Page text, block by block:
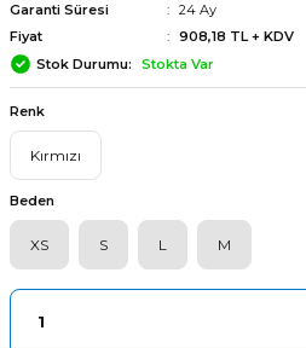
Garanti Süresi
24 Ay
Fiyat
908,18 TL + KDV
Stok Durumu
Stokta Var
Renk
Kırmızı
Beden
XS S L M